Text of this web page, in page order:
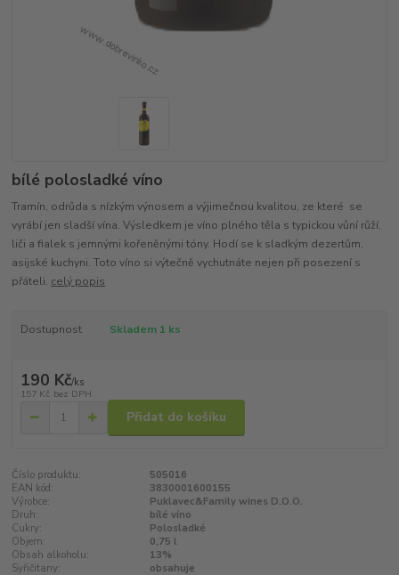
bílé polosladké víno
Tramín, odrůda s nízkým výnosem a výjimečnou kvalitou, ze které se
vyrábí jen sladší vína. Výsledkem je víno plného těla s typickou vůní růží,
liči a fialek s jemnými kořeněnými tóny. Hodí se k sladkým dezertům,
asijské kuchyni. Toto víno si výtečně vychutnáte nejen při posezení s
přáteli. celý popis
Dostupnost Skladem 1 ks
190 Kč/ks
157 Kč bez DPH
Přidat do košíku
Číslo produktu:
505016
EAN kód:
3830001600155
Výrobce:
Puklavec&Family wines D.O.O.
Druh:
bílé víno
Cukry:
Polosladké
Objem:
0,75 l
Obsah alkoholu:
13%
Syřičitany:
obsahuje